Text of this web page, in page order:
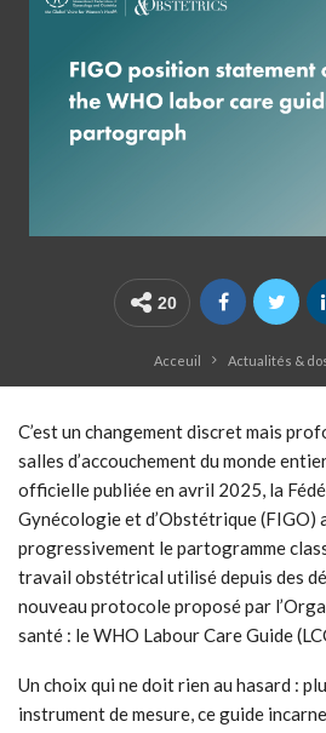
20
Acceuil Actualités &
C’est un changement discret mais
salles d’accouchement du monde
officielle publiée en avril 2025, la
Gynécologie et d’Obstétrique (FIGO)
progressivement le partogramme
travail obstétrical utilisé depuis des
nouveau protocole proposé par
santé : le WHO Labour Care Guide
Un choix qui ne doit rien au hasard :
instrument de mesure, ce guide